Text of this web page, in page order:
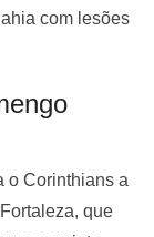
com lesões
o Corinthians a
que